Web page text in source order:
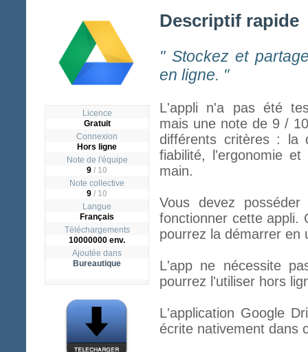
Licence
Gratuit
Connexion
Hors ligne
Note de l'équipe
9 / 10
Note collective
9 / 10
Langue
Français
Téléchargements
10000000 env.
Ajoutée dans
Bureautique
Descriptif rapide
" Stockez et
en ligne. "
L'appli n'a pas été
mais une note de 9 /
différents critères : la
fiabilité, l'ergonomie
main.
Vous devez
fonctionner cette appli.
pourrez la démarrer en
L'app ne nécessite
pourrez l'utiliser hors
L'application Google
écrite nativement dans